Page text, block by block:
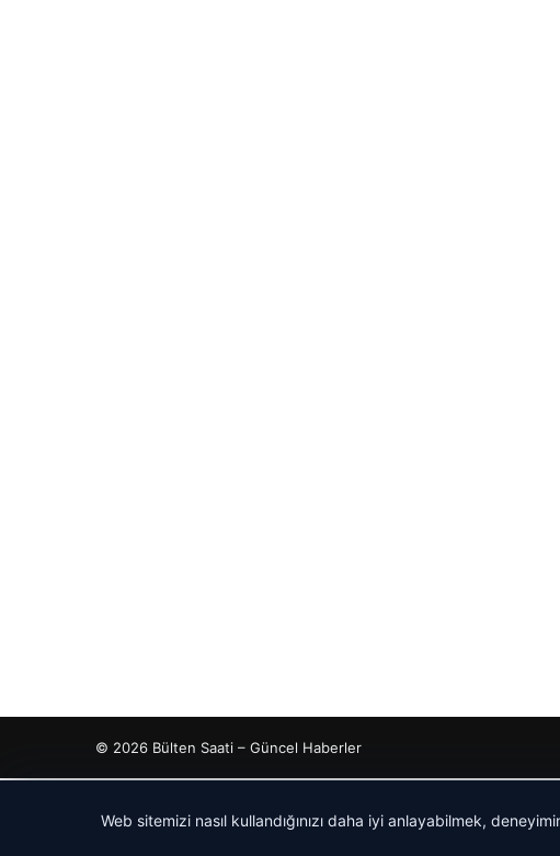
© 2026 Bülten Saati – Güncel Haberler
Web sitemizi nasıl kullandığınızı daha iyi anlayabilmek,